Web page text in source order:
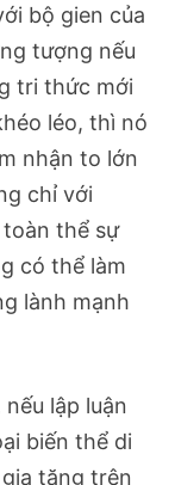
bộ gien của
tượng nếu
tri thức mới
léo, thì nó
nhận to lớn
chỉ với
thể sự
có thể làm
lành mạnh
lập luận
biến thể di
tăng trên